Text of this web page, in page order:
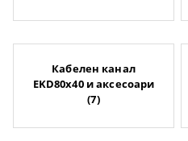
Кабелен канал
EKD80x40 и аксесоари
(7)